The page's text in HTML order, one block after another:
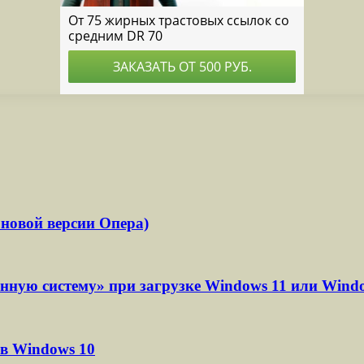
версии Опера)
систему» при загрузке Windows 11 или
Windows 10